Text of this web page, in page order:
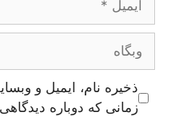
وبگاه
ذخیره نام، ایمیل و
زمانی که دوباره